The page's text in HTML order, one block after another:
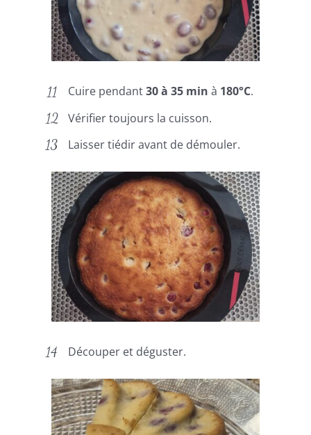
Cuire pendant30 à 35 min à 180°C.
Vérifier toujours la cuisson.
Laisser tiédir avant de démouler.
Découper et déguster.